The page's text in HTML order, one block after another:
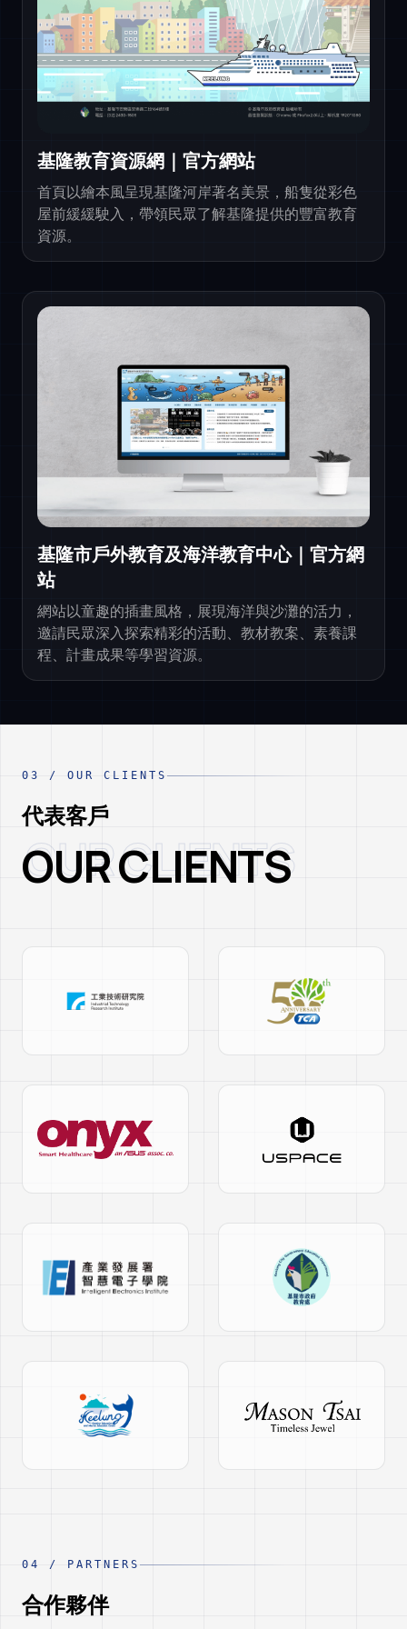
基隆教育資源網｜官方網站
首頁以繪本風呈現基隆河岸著名美景，船隻從彩色
屋前緩緩駛入，帶領民眾了解基隆提供的豐富教育
資源。
基隆市戶外教育及海洋教育中心｜官方網
站
網站以童趣的插畫風格，展現海洋與沙灘的活力，
邀請民眾深入探索精彩的活動、教材教案、素養課
程、計畫成果等學習資源。
03 / OUR CLIENTS
代表客戶
OUR CLIENTS
OURCLIENTS
04 / PARTNERS
合作夥伴